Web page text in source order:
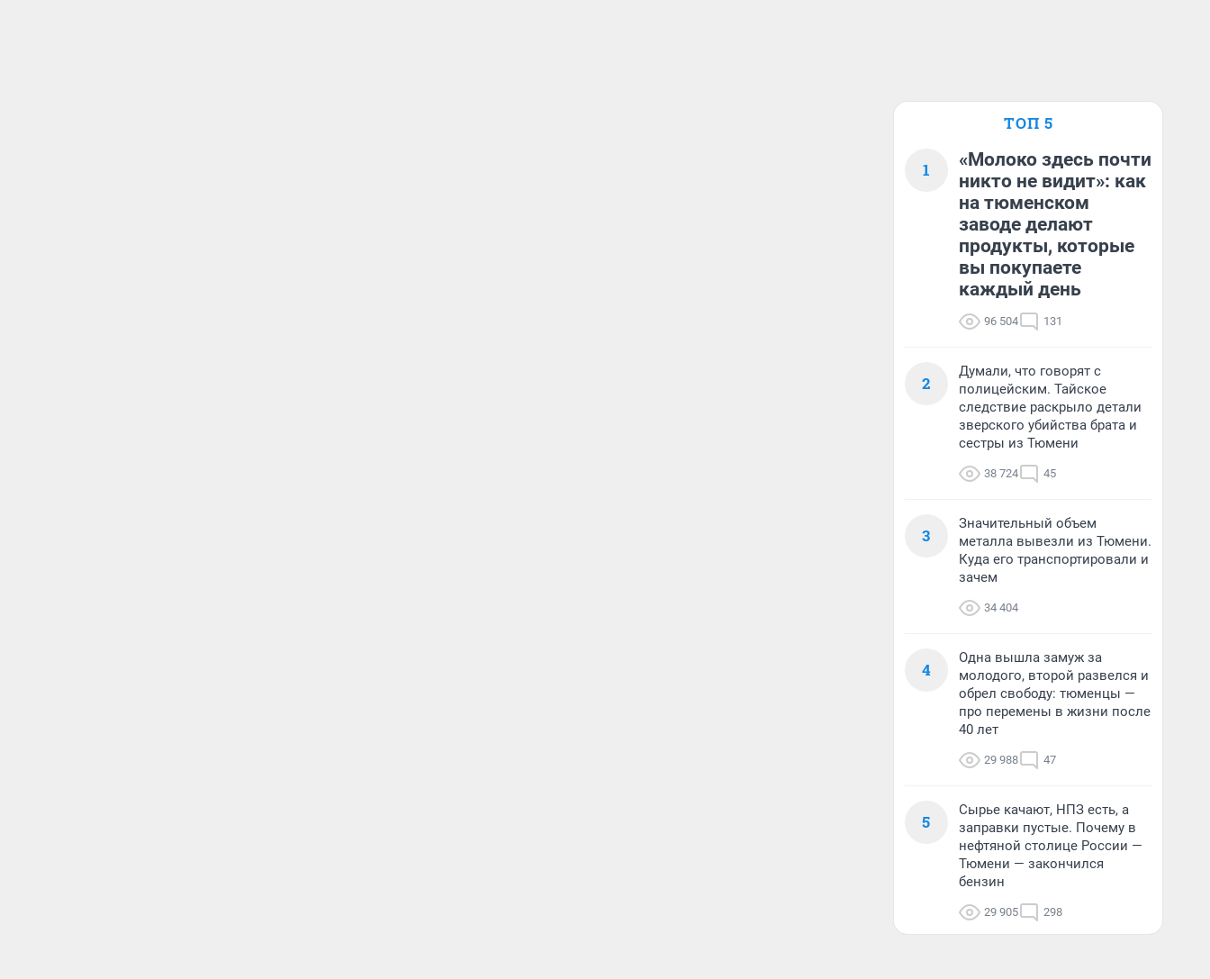
ТОП 5
1
«Молоко здесь почти
никто не видит»: как
на тюменском
заводе делают
продукты, которые
вы покупаете
каждый день
96 504 131
2
Думали, что говорят с
полицейским. Тайское
следствие раскрыло детали
зверского убийства брата и
сестры из Тюмени
38 724 45
3
Значительный объем
металла вывезли из Тюмени.
Куда его транспортировали и
зачем
34 404
4
Одна вышла замуж за
молодого, второй развелся и
обрел свободу: тюменцы —
про перемены в жизни после
40 лет
29 988 47
5
Сырье качают, НПЗ есть, а
заправки пустые. Почему в
нефтяной столице России —
Тюмени — закончился
бензин
29 905 298